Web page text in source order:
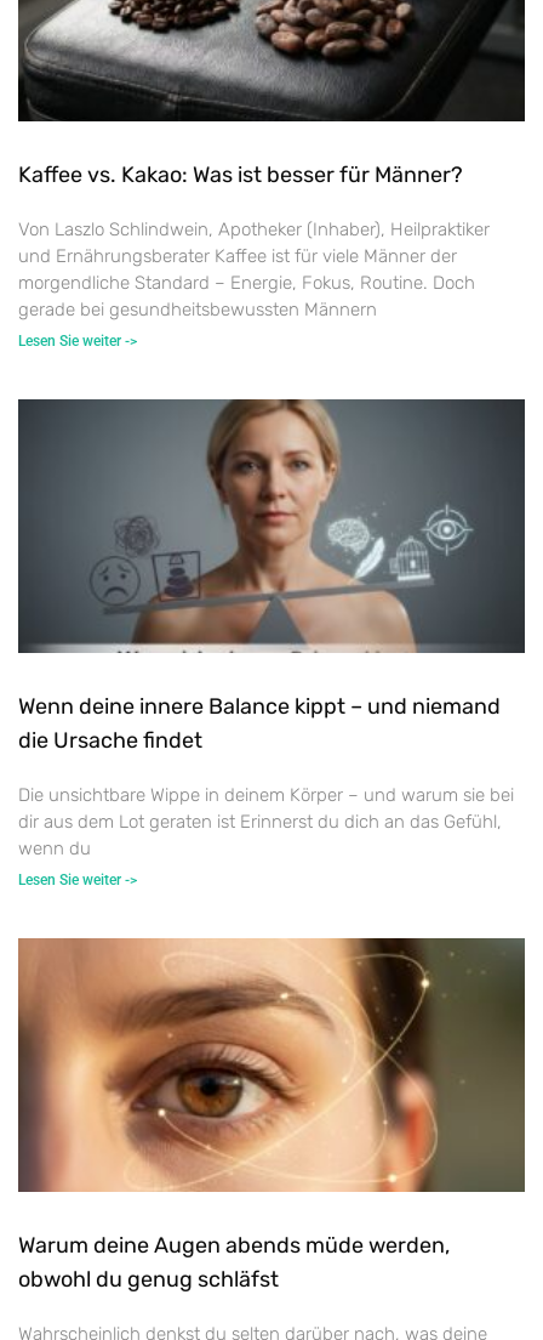
Kaffee vs. Kakao: Was ist besser für Männer?
Von Laszlo Schlindwein, Apotheker (Inhaber), Heilpraktiker
und Ernährungsberater Kaffee ist für viele Männer der
morgendliche Standard – Energie, Fokus, Routine. Doch
gerade bei gesundheitsbewussten Männern
Lesen Sie weiter ->
Wenn deine innere Balance kippt – und niemand
die Ursache findet
Die unsichtbare Wippe in deinem Körper – und warum sie bei
dir aus dem Lot geraten ist Erinnerst du dich an das Gefühl,
wenn du
Lesen Sie weiter ->
Warum deine Augen abends müde werden,
obwohl du genug schläfst
Wahrscheinlich denkst du selten darüber nach, was deine